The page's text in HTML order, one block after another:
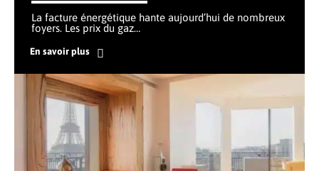
La facture énergétique hante aujourd’hui de nombreux
foyers. Les prix du gaz…
En savoir plus